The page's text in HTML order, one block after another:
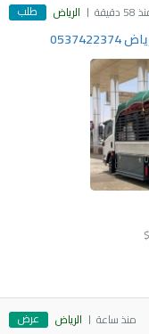
دقيقة الرياض طلب
$
منذ ساعة الرياض عرض